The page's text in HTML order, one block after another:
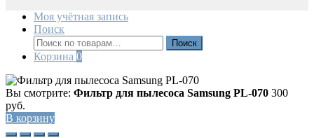
Моя учётная запись
Поиск
Искать:
Поиск
Корзина 0
Вы смотрите: Фильтр для пылесоса Samsung PL-070 300
руб.
В корзину